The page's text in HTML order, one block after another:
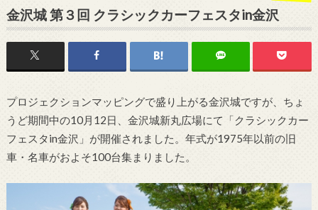
金沢城 第３回 クラシックカーフェスタin金沢
プロジェクションマッピングで盛り上がる金沢城ですが、ちょ
うど期間中の10月12日、金沢城新丸広場にて「クラシックカー
フェスタin金沢」が開催されました。年式が1975年以前の旧
車・名車がおよそ100台集まりました。